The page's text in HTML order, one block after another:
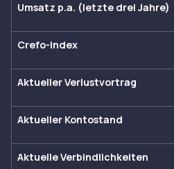
Umsatz p.a. (letzte drei Jahre)
Crefo-Index
Aktueller Verlustvortrag
Aktueller Kontostand
Aktuelle Verbindlichkeiten